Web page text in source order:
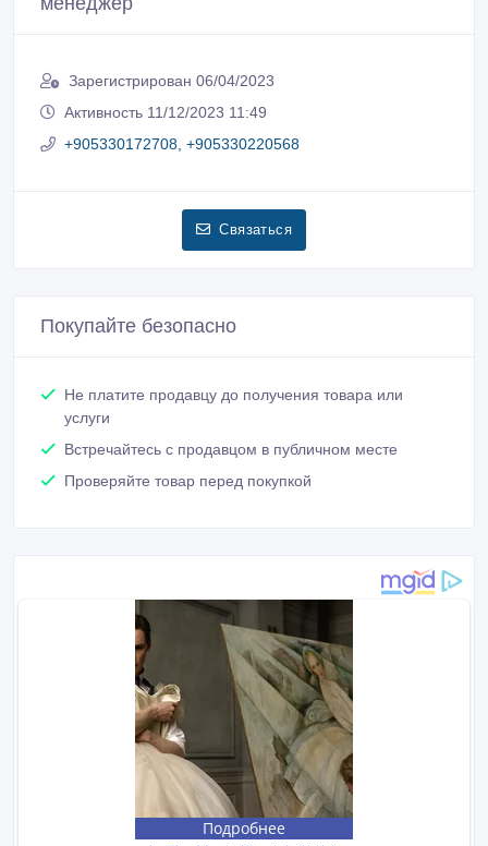
Зарегистрирован 06/04/2023
Активность 11/12/2023 11:49
+905330172708, +905330220568
Связаться
Покупайте безопасно
Не платите продавцу до получения товара или
услуги
Встречайтесь с продавцом в публичном месте
Проверяйте товар перед покупкой